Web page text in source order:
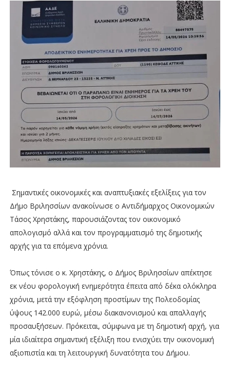
Σημαντικές οικονομικές και αναπτυξιακές εξελίξεις για τον
Δήμο Βριλησσίων ανακοίνωσε ο Αντιδήμαρχος Οικονομικών
Τάσος Χρηστάκης, παρουσιάζοντας τον οικονομικό
απολογισμό αλλά και τον προγραμματισμό της δημοτικής
αρχής για τα επόμενα χρόνια.
Όπως τόνισε ο κ. Χρηστάκης, ο Δήμος Βριλησσίων απέκτησε
εκ νέου φορολογική ενημερότητα έπειτα από δέκα ολόκληρα
χρόνια, μετά την εξόφληση προστίμων της Πολεοδομίας
ύψους 142.000 ευρώ, μέσω διακανονισμού και απαλλαγής
προσαυξήσεων. Πρόκειται, σύμφωνα με τη δημοτική αρχή, για
μία ιδιαίτερα σημαντική εξέλιξη που ενισχύει την οικονομική
αξιοπιστία και τη λειτουργική δυνατότητα του Δήμου.